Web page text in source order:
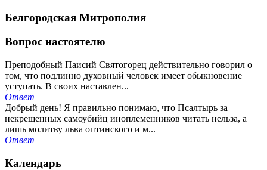
Белгородская Митрополия
Вопрос настоятелю
Преподобный Паисий Святогорец действительно говорил о
том, что подлинно духовный человек имеет обыкновение
уступать. В своих наставлен...
Ответ
Добрый день! Я правильно понимаю, что Псалтырь за
некрещенных самоубийц иноплеменников читать нельза, а
лишь молитву льва оптинского и м...
Ответ
Календарь